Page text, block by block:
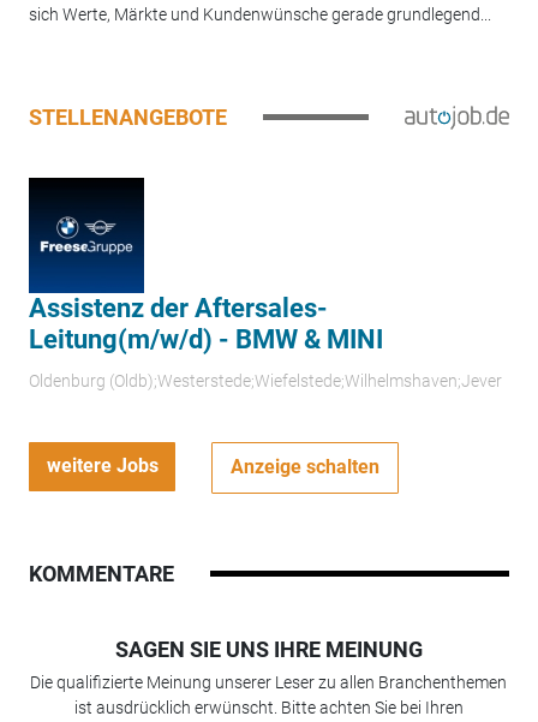
sich Werte, Märkte und Kundenwünsche gerade grundlegend...
STELLENANGEBOTE
Assistenz der Aftersales-
Leitung(m/w/d) - BMW & MINI
Oldenburg (Oldb);Westerstede;Wiefelstede;Wilhelmshaven;Jever
weitere Jobs Anzeige schalten
KOMMENTARE
SAGEN SIE UNS IHRE MEINUNG
Die qualifizierte Meinung unserer Leser zu allen Branchenthemen
ist ausdrücklich erwünscht. Bitte achten Sie bei Ihren